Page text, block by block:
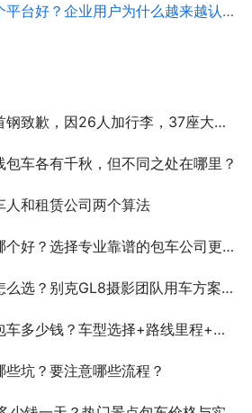
？企业用户为什么越来越认可北京分众租车公司
歉，因26人加行李，37座大巴装不下
包车各有千秋，但不同之处在哪里？
人和租赁公司两个算法
好？选择专业靠谱的包车公司更重要
摄影团队用车方案解析——北京分众租车公司专业服务更高效
少钱？车型选择+路线里程+价格参考
坑？要注意哪些流程？